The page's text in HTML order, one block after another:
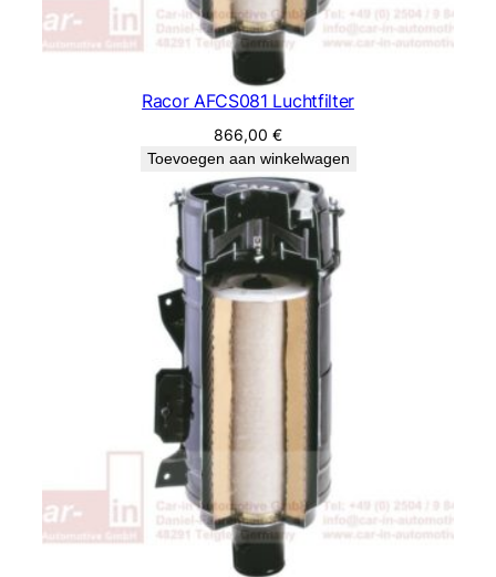
Racor AFCS081 Luchtfilter
866,00 €
Toevoegen aan winkelwagen